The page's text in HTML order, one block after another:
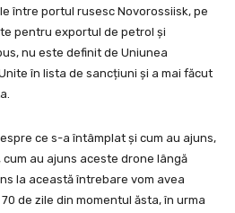
între portul rusesc Novorossiisk, pe
pentru exportul de petrol și
nu este definit de Uniunea
în lista de sancțiuni și a mai făcut
ce s-a întâmplat și cum au ajuns,
au ajuns aceste drone lângă
la această întrebare vom avea
de zile din momentul ăsta, în urma